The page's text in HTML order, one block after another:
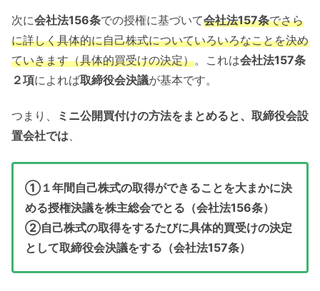
次に会社法156条での授権に基づいて会社法157条でさら
に詳しく具体的に自己株式についていろいろなことを決め
ていきます（具体的買受けの決定）。これは会社法157条
２項によれば取締役会決議が基本です。
つまり、
ミニ公開買付けの方法をまとめると、取締役会設
置会社では、
①１年間自己株式の取得ができることを大まかに決
める授権決議を株主総会でとる（会社法156条）
②自己株式の取得をするたびに具体的買受けの決定
として取締役会決議をする（会社法157条）